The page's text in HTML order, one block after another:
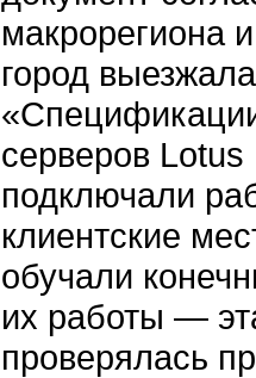
макрорегиона
город
серверов
подключали
клиентские
обучали
их работы —
проверялась